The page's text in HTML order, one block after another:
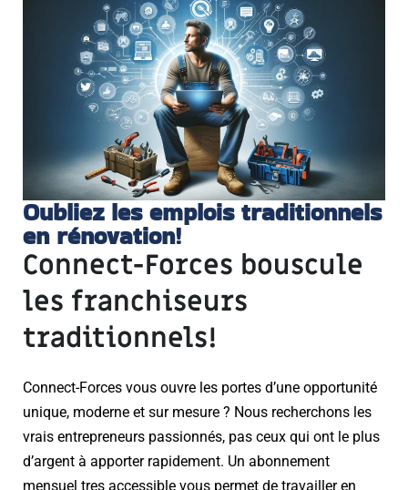
Oubliez les emplois traditionnels
en rénovation!
Connect-Forces bouscule
les franchiseurs
traditionnels!
Connect-Forces vous ouvre les portes d’une opportunité
unique, moderne et sur mesure ? Nous recherchons les
vrais entrepreneurs passionnés, pas ceux qui ont le plus
d’argent à apporter rapidement. Un abonnement
mensuel tres accessible vous permet de travailler en